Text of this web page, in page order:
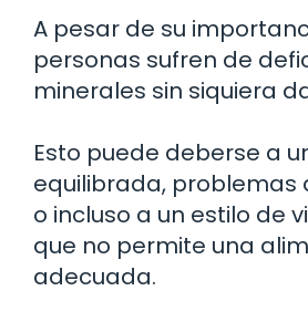
A pesar de su
personas sufren de
minerales sin siquiera
Esto puede deberse a
equilibrada, problemas
o incluso a un estilo de
que no permite una
adecuada.